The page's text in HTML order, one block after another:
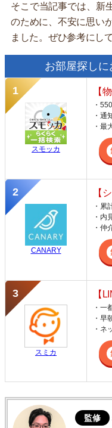
そこで当記事では、新
のために、不安に思い
ました。ぜひ参考にし
お部屋探し
スモッカ
【
・
・通
・最
CANARY
【
・累
・内
・仲
スミカ
【
・一
・早
・ネ
監修